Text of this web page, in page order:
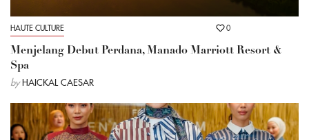
HAUTE CULTURE 0
Menjelang Debut Perdana, Manado Marriott Resort &
Spa
by HAICKAL CAESAR